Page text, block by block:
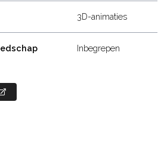
3D-animaties
Inbegrepen